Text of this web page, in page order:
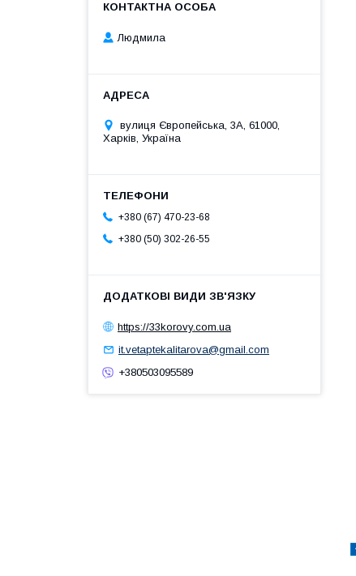
Людмила
вулиця Європейська, 3А, 61000,
Харків, Україна
+380 (67) 470-23-68
+380 (50) 302-26-55
https://33korovy.com.ua
it.vetaptekalitarova@gmail.com
+380503095589